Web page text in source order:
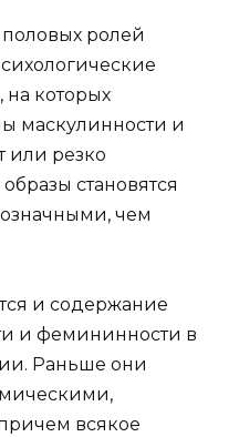
ролей
которых
маскулинности и
или резко
становятся
чем
и содержание
и фемининности в
Раньше они
всякое